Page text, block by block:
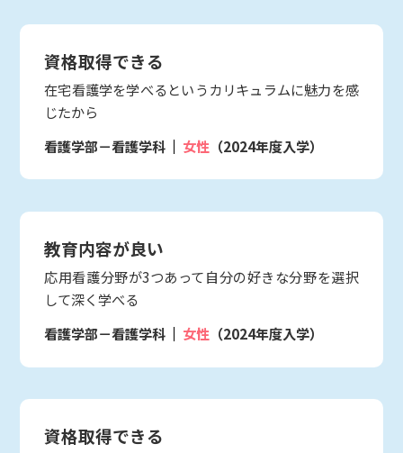
資格取得できる
在宅看護学を学べるというカリキュラムに魅力を感
じたから
看護学部－看護学科
女性 （2024年度入学）
教育内容が良い
応用看護分野が3つあって自分の好きな分野を選択
して深く学べる
看護学部－看護学科
女性 （2024年度入学）
資格取得できる